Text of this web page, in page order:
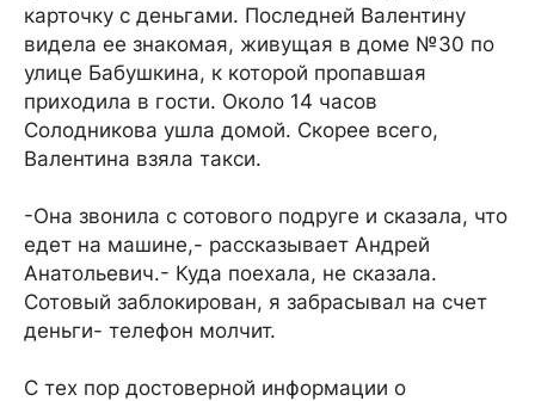
карточку с деньгами. Последней Валентину
видела ее знакомая, живущая в доме №30 по
улице Бабушкина, к которой пропавшая
приходила в гости. Около 14 часов
Солодникова ушла домой. Скорее всего,
Валентина взяла такси.
-Она звонила с сотового подруге и сказала, что
едет на машине,- рассказывает Андрей
Анатольевич.- Куда поехала, не сказала.
Сотовый заблокирован, я забрасывал на счет
деньги- телефон молчит.
С тех пор достоверной информации о